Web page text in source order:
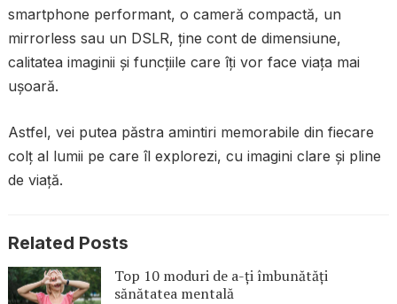
smartphone performant, o cameră compactă, un
mirrorless sau un DSLR, ține cont de dimensiune,
calitatea imaginii și funcțiile care îți vor face viața mai
ușoară.
Astfel, vei putea păstra amintiri memorabile din fiecare
colț al lumii pe care îl explorezi, cu imagini clare și pline
de viață.
Related Posts
Top 10 moduri de a-ți îmbunătăți
sănătatea mentală